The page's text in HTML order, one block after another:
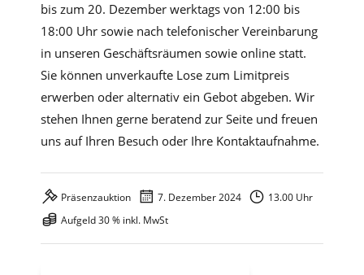
bis zum 20. Dezember werktags von 12:00 bis
18:00 Uhr sowie nach telefonischer Vereinbarung
in unseren Geschäftsräumen sowie online statt.
Sie können unverkaufte Lose zum Limitpreis
erwerben oder alternativ ein Gebot abgeben. Wir
stehen Ihnen gerne beratend zur Seite und freuen
uns auf Ihren Besuch oder Ihre Kontaktaufnahme.
Präsenzauktion 7. Dezember 2024
13.00 Uhr
Aufgeld 30 % inkl. MwSt